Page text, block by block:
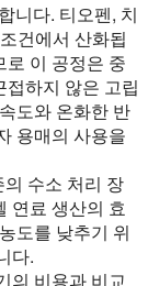
니다. 티오펜, 치
건에서 산화됩
이 공정은 중
하지 않은 고립
도와 온화한 반
용매의 사용을
수소 처리 장
연료 생산의 효
도를 낮추기 위
다.
의 비용과 비교